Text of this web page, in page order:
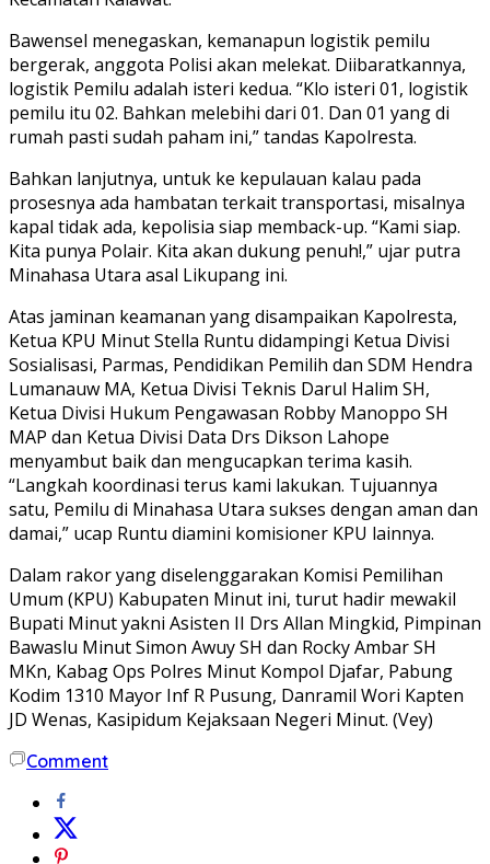
Bawensel menegaskan, kemanapun logistik pemilu
bergerak, anggota Polisi akan melekat. Diibaratkannya,
logistik Pemilu adalah isteri kedua. “Klo isteri 01, logistik
pemilu itu 02. Bahkan melebihi dari 01. Dan 01 yang di
rumah pasti sudah paham ini,” tandas Kapolresta.
Bahkan lanjutnya, untuk ke kepulauan kalau pada
prosesnya ada hambatan terkait transportasi, misalnya
kapal tidak ada, kepolisia siap memback-up. “Kami siap.
Kita punya Polair. Kita akan dukung penuh!,” ujar putra
Minahasa Utara asal Likupang ini.
Atas jaminan keamanan yang disampaikan Kapolresta,
Ketua KPU Minut Stella Runtu didampingi Ketua Divisi
Sosialisasi, Parmas, Pendidikan Pemilih dan SDM Hendra
Lumanauw MA, Ketua Divisi Teknis Darul Halim SH,
Ketua Divisi Hukum Pengawasan Robby Manoppo SH
MAP dan Ketua Divisi Data Drs Dikson Lahope
menyambut baik dan mengucapkan terima kasih.
“Langkah koordinasi terus kami lakukan. Tujuannya
satu, Pemilu di Minahasa Utara sukses dengan aman dan
damai,” ucap Runtu diamini komisioner KPU lainnya.
Dalam rakor yang diselenggarakan Komisi Pemilihan
Umum (KPU) Kabupaten Minut ini, turut hadir mewakil
Bupati Minut yakni Asisten II Drs Allan Mingkid, Pimpinan
Bawaslu Minut Simon Awuy SH dan Rocky Ambar SH
MKn, Kabag Ops Polres Minut Kompol Djafar, Pabung
Kodim 1310 Mayor Inf R Pusung, Danramil Wori Kapten
JD Wenas, Kasipidum Kejaksaan Negeri Minut. (Vey)
Comment